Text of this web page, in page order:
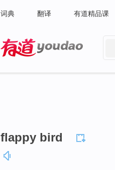
词典 翻译 有道精品课
flappy bird